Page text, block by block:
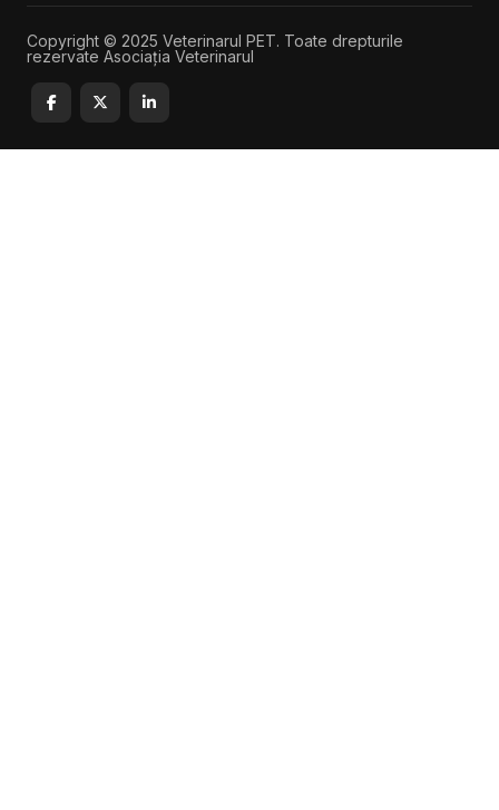
Copyright © 2025 Veterinarul PET. Toate drepturile
rezervate Asociația Veterinarul